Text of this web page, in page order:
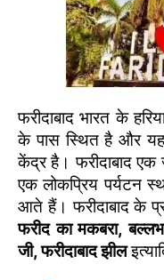
फरीदाबाद भारत के
के पास स्थित है और यह
केंद्र है। फरीदाबाद
एक लोकप्रिय पर्यटन
आते हैं। फरीदाबाद के
फरीद का मकबरा,
जी, फरीदाबाद झील